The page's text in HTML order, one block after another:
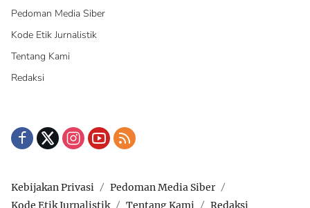
Pedoman Media Siber
Kode Etik Jurnalistik
Tentang Kami
Redaksi
Kebijakan Privasi
Pedoman Media Siber
Kode Etik Jurnalistik
Tentang Kami Redaksi